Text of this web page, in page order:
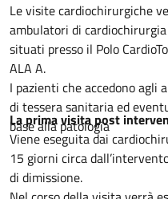
Le visite cardiochirurgiche
ambulatori di
situati presso il Polo
ALA A.
I pazienti che accedono agli
di tessera sanitaria ed
base alla patologia
La prima visita post
Viene eseguita dai
15 giorni circa
di dimissione.